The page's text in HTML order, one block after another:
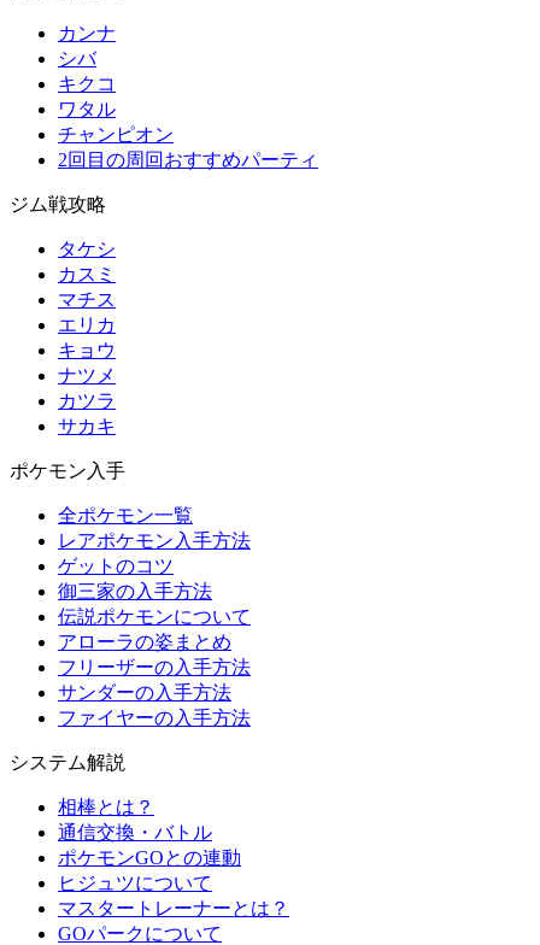
カンナ
シバ
キクコ
ワタル
チャンピオン
2回目の周回おすすめパーティ
ジム戦攻略
タケシ
カスミ
マチス
エリカ
キョウ
ナツメ
カツラ
サカキ
ポケモン入手
全ポケモン一覧
レアポケモン入手方法
ゲットのコツ
御三家の入手方法
伝説ポケモンについて
アローラの姿まとめ
フリーザーの入手方法
サンダーの入手方法
ファイヤーの入手方法
システム解説
相棒とは？
通信交換・バトル
ポケモンGOとの連動
ヒジュツについて
マスタートレーナーとは？
GOパークについて